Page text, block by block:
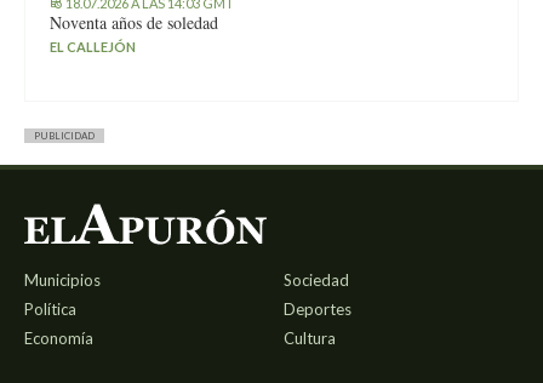
Noventa años de soledad
EL CALLEJÓN
PUBLICIDAD
Municipios
Política
Economía
Sociedad
Deportes
Cultura